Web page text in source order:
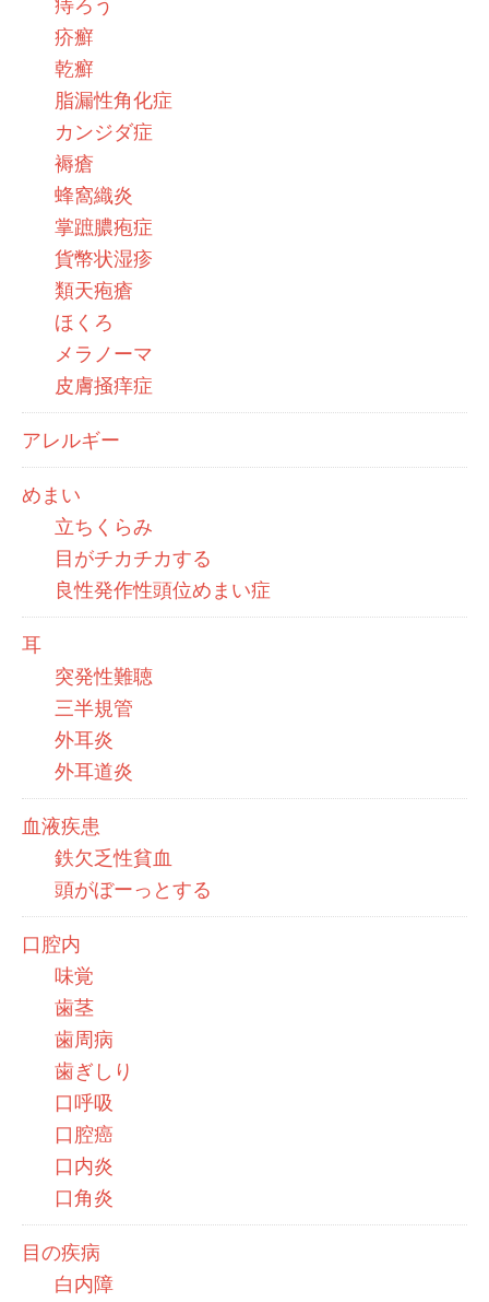
疥癬
乾癬
脂漏性角化症
カンジダ症
褥瘡
蜂窩織炎
掌蹠膿疱症
貨幣状湿疹
類天疱瘡
ほくろ
メラノーマ
皮膚掻痒症
アレルギー
めまい
立ちくらみ
目がチカチカする
良性発作性頭位めまい症
耳
突発性難聴
三半規管
外耳炎
外耳道炎
血液疾患
鉄欠乏性貧血
頭がぼーっとする
口腔内
味覚
歯茎
歯周病
歯ぎしり
口呼吸
口腔癌
口内炎
口角炎
目の疾病
白内障